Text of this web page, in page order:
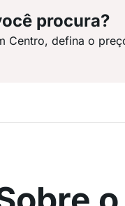
procura?
Centro, defina o